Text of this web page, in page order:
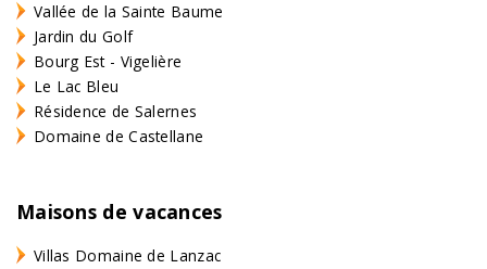
Vallée de la Sainte Baume
Jardin du Golf
Bourg Est - Vigelière
Le Lac Bleu
Résidence de Salernes
Domaine de Castellane
Maisons de vacances
Villas Domaine de Lanzac